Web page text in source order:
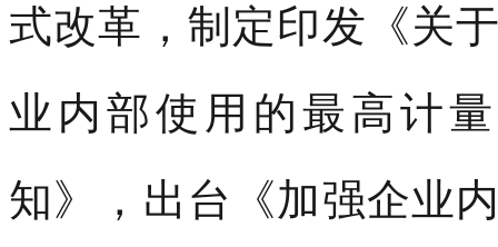
式改革，制定印发《关
业内部使用的最高计
知》，出台《加强企业